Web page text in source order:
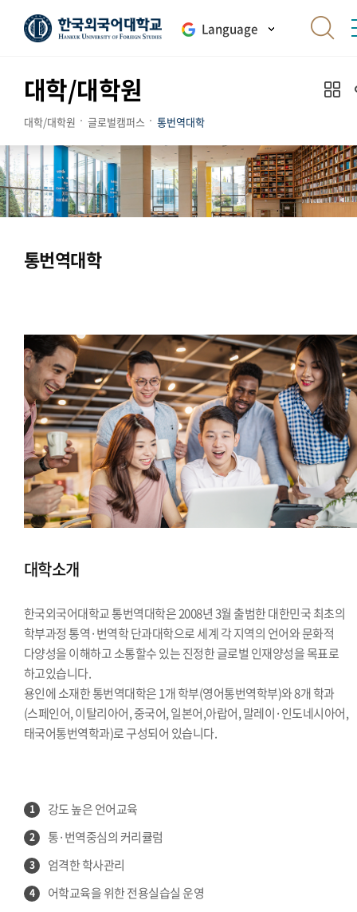
Language
대학/대학원
대학/대학원 글로벌캠퍼스 통번역대학
통번역대학
대학소개
한국외국어대학교 통번역대학은 2008년 3월 출범한 대한민국 최초의
학부과정 통역·번역학 단과대학으로 세계 각 지역의 언어와 문화적
다양성을 이해하고 소통할수 있는 진정한 글로벌 인재양성을 목표로
하고있습니다.
용인에 소재한 통번역대학은 1개 학부(영어통번역학부)와 8개 학과
(스페인어, 이탈리아어, 중국어, 일본어,아랍어, 말레이·인도네시아어,
태국어통번역학과)로 구성되어 있습니다.
1 강도 높은 언어교육
2 통·번역중심의 커리큘럼
3 엄격한 학사관리
4 어학교육을 위한 전용실습실 운영